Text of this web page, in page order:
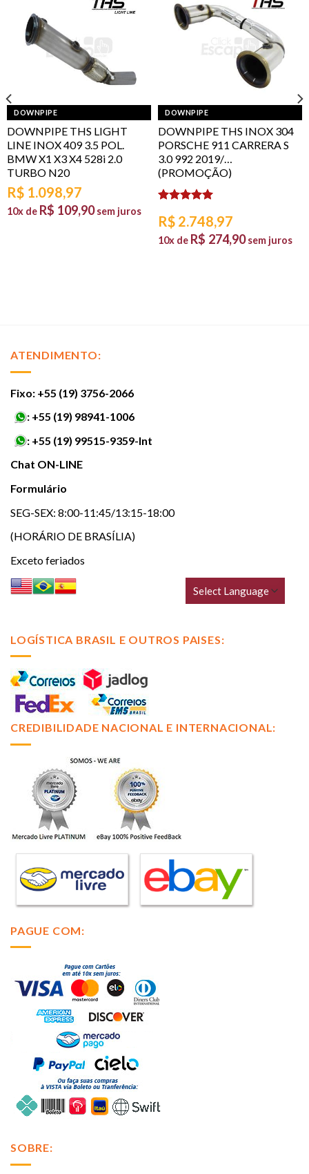
DOWNPIPE
DOWNPIPE THS LIGHT
LINE INOX 409 3.5 POL.
BMW X1 X3 X4 528i 2.0
TURBO N20
R$ 1.098,97
10x de R$ 109,90 sem juros
DOWNPIPE
DOWNPIPE THS INOX 304
PORSCHE 911 CARRERA S
3.0 992 2019/…
(PROMOÇÃO)
5.00 de 5
R$ 2.748,97
10x de R$ 274,90 sem juros
ATENDIMENTO:
Fixo: +55 (19) 3756-2066
: +55 (19) 98941-1006
: +55 (19) 99515-9359-Int
Chat ON-LINE
Formulário
SEG-SEX: 8:00-11:45/13:15-18:00
(HORÁRIO DE BRASÍLIA)
Exceto feriados
LOGÍSTICA BRASIL E OUTROS PAISES:
CREDIBILIDADE NACIONAL E INTERNACIONAL:
PAGUE COM:
SOBRE: